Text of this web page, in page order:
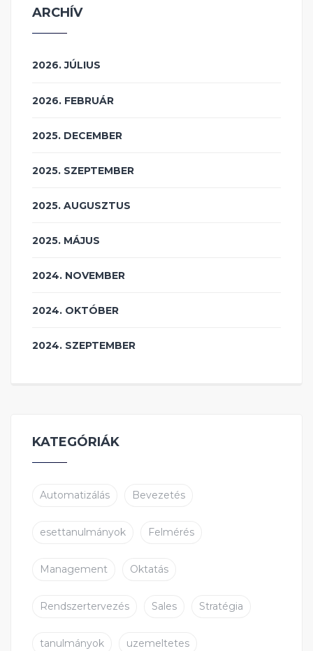
ARCHÍV
2026. JÚLIUS
2026. FEBRUÁR
2025. DECEMBER
2025. SZEPTEMBER
2025. AUGUSZTUS
2025. MÁJUS
2024. NOVEMBER
2024. OKTÓBER
2024. SZEPTEMBER
KATEGÓRIÁK
Automatizálás Bevezetés
esettanulmányok Felmérés
Management Oktatás
Rendszertervezés Sales Stratégia
tanulmányok uzemeltetes